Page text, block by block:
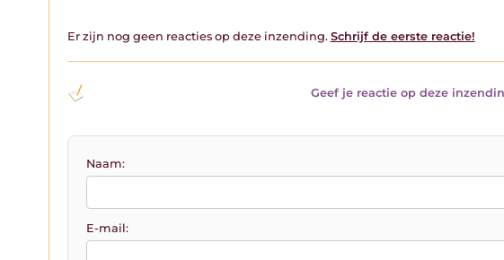
Er zijn nog geen reacties op deze inzending. Schrijf de eerste reactie!
Geef je reactie op deze
Naam:
E-mail: